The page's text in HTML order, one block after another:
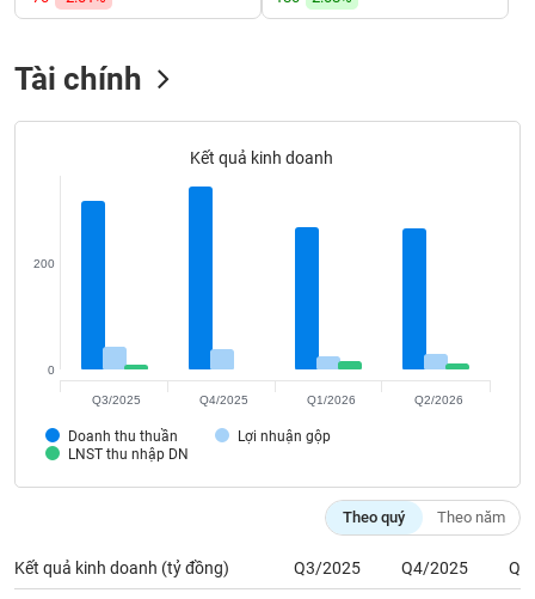
Tài chính
Kết quả kinh doanh
Doanh thu thuần
Lợi nhuận gộp
LNST thu nhập DN
0
200
Q3/2025 Q4/2025 Q1/2026 Q2/2026
Theo quý Theo năm
Kết quả kinh doanh (tỷ đồng) Q3/2025 Q4/2025
BẤT
ĐỘNG
SẢN
chứng
đạo
Tất cả Người nội bộ Người liên quan